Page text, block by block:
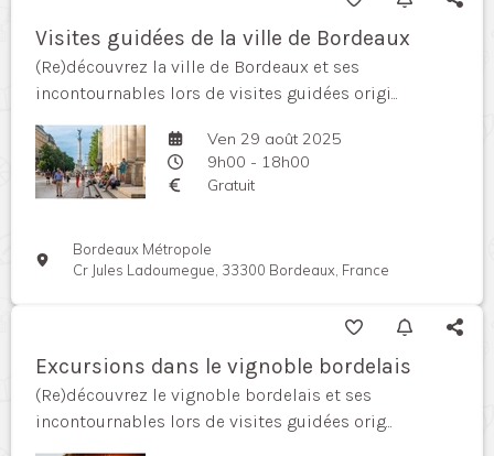
Visites guidées de la ville de Bordeaux
(Re)découvrez la ville de Bordeaux et ses
incontournables lors de visites guidées origi...
Ven 29 août 2025
9h00 - 18h00
Gratuit
Bordeaux Métropole
Cr Jules Ladoumegue, 33300 Bordeaux, France
Excursions dans le vignoble bordelais
(Re)découvrez le vignoble bordelais et ses
incontournables lors de visites guidées orig...